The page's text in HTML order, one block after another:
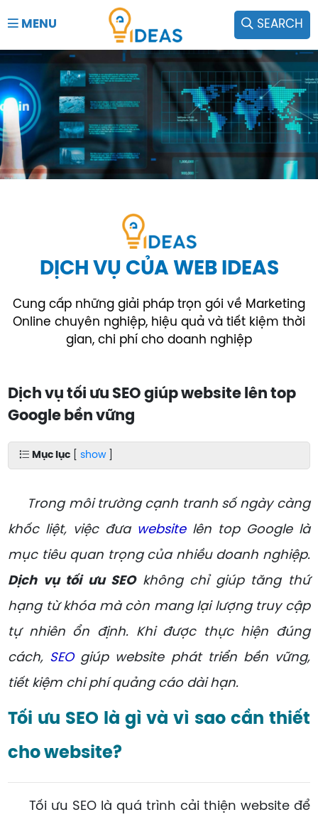
MENU SEARCH
DỊCH VỤ CỦA WEB IDEAS
Cung cấp những giải pháp trọn gói về Marketing
Online chuyên nghiệp, hiệu quả và tiết kiệm thời
gian, chi phí cho doanh nghiệp
Dịch vụ tối ưu SEO giúp website lên top
Google bền vững
Mục lục [show]
Trong môi trường cạnh tranh số ngày càng
khốc liệt, việc đưa websitelên top Google là
mục tiêu quan trọng của nhiều doanh nghiệp.
Dịch vụ tối ưu SEOkhông chỉ giúp tăng thứ
hạng từ khóa mà còn mang lại lượng truy cập
tự nhiên ổn định. Khi được thực hiện đúng
cách, SEOgiúp website phát triển bền vững,
tiết kiệm chi phí quảng cáo dài hạn.
Tối ưu SEO là gì và vì sao cần thiết
cho website?
Tối ưu SEO là quá trình cải thiện website để